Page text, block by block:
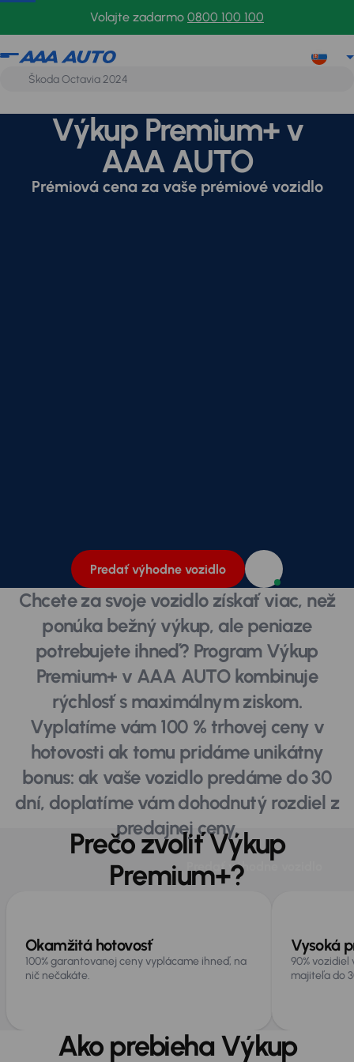
Volajte zadarmo 0800 100 100
Výkup Premium+ v
AAA AUTO
Prémiová cena za vaše prémiové vozidlo
Predať výhodne vozidlo
Chcete za svoje vozidlo získať viac, než
ponúka bežný výkup, ale peniaze
potrebujete ihneď? Program Výkup
Premium+ v AAA AUTO kombinuje
rýchlosť s maximálnym ziskom.
Vyplatíme vám 100 % trhovej ceny v
hotovosti ak tomu pridáme unikátny
bonus: ak vaše vozidlo predáme do 30
dní, doplatíme vám dohodnutý rozdiel z
predajnej ceny.
Výhody Výkupu
Predať výhodne vozidlo
Prečo zvoliť Výkup
Premium+?
Okamžitá hotovosť
100% garantovanej ceny vyplácame ihneď, na
nič nečakáte.
Vysoká
90%
majiteľa do
Ako prebieha Výkup